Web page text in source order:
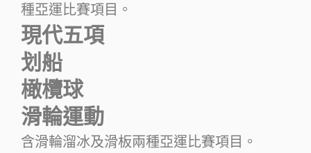
種亞運比賽項目。
現代五項
划船
橄欖球
滑輪運動
含滑輪溜冰及滑板兩種亞運比賽項目。